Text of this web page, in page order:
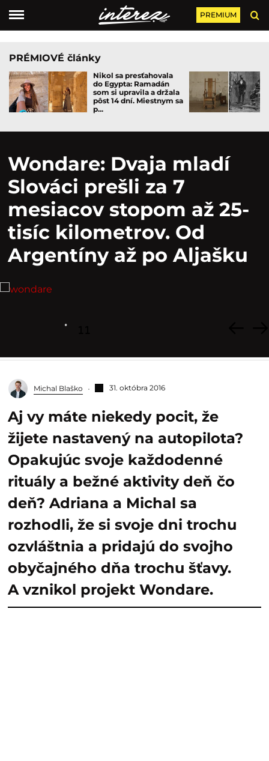
PREMIUM
PRÉMIOVÉ články
Nikol sa presťahovala
do Egypta: Ramadán
som si upravila a držala
pôst 14 dní. Miestnym sa
p...
Wondare: Dvaja mladí
Slováci prešli za 7
mesiacov stopom až 25-
tisíc kilometrov. Od
Argentíny až po Aljašku
Michal Blaško 31. októbra 2016
Aj vy máte niekedy pocit, že
žijete nastavený na autopilota?
Opakujúc svoje každodenné
rituály a bežné aktivity deň čo
deň? Adriana a Michal sa
rozhodli, že si svoje dni trochu
ozvláštnia a pridajú do svojho
obyčajného dňa trochu šťavy.
A vznikol projekt Wondare.